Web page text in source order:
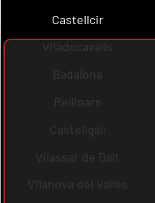
Castellcir
Viladecavalls
Badalona
Rellinars
Castellgalí
Vilassar de Dalt
Vilanova del Vallès